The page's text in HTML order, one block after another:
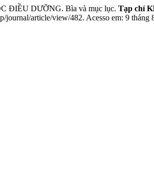
ĐIỀU DƯỠNG. Bìa và mục lục. Tạp chí
journal/article/view/482. Acesso em: 9 tháng